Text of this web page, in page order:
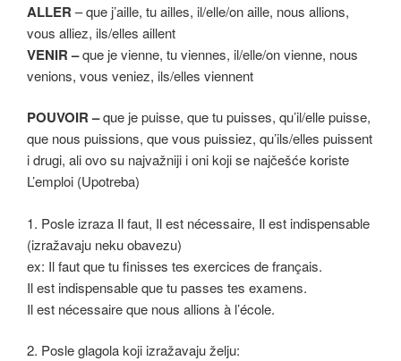
ALLER – que j’aille, tu ailles, il/elle/on aille, nous allions,
vous alliez, ils/elles aillent
VENIR –que je vienne, tu viennes, il/elle/on vienne, nous
venions, vous veniez, ils/elles viennent
POUVOIR –que je puisse, que tu puisses, qu’il/elle puisse,
que nous puissions, que vous puissiez, qu’ils/elles puissent
i drugi, ali ovo su najvažniji i oni koji se najčešće koriste
L’emploi (Upotreba)
1. Posle izraza Il faut, Il est nécessaire, Il est indispensable
(izražavaju neku obavezu)
ex: Il faut que tu finisses tes exercices de français.
Il est indispensable que tu passes tes examens.
Il est nécessaire que nous allions à l’école.
2. Posle glagola koji izražavaju želju: